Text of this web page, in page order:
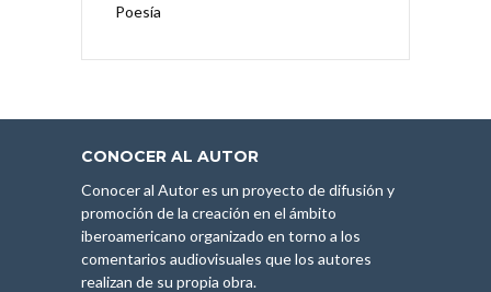
Poesía
CONOCER AL AUTOR
Conocer al Autor es un proyecto de difusión y
promoción de la creación en el ámbito
iberoamericano organizado en torno a los
comentarios audiovisuales que los autores
realizan de su propia obra.